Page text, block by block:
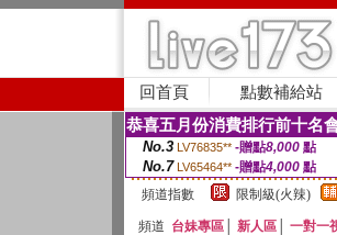
回首頁 點數補給站
恭喜五月份消費排行前十名
No.3 LV76835** -贈點8,000點
No.7 LV65464** -贈點4,000 點
頻道指數
限制級(火辣)
頻道 台妹專區 新人區 一對一